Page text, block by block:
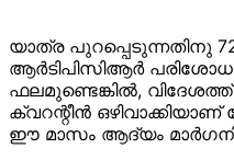
യാത്ര പുറപ്പെടുന്നതിനു
ആര്‍ടിപിസിആര്‍
ഫലമുണ്ടെങ്കില്‍,
ക്വറന്റീന്‍
ഈ മാസം ആദ്യം